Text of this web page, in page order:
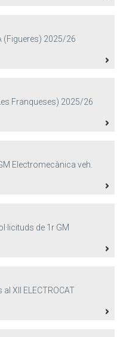
(Figueres) 2025/26
Franqueses) 2025/26
Electromecànica veh.
de 1r GM
XII ELECTROCAT